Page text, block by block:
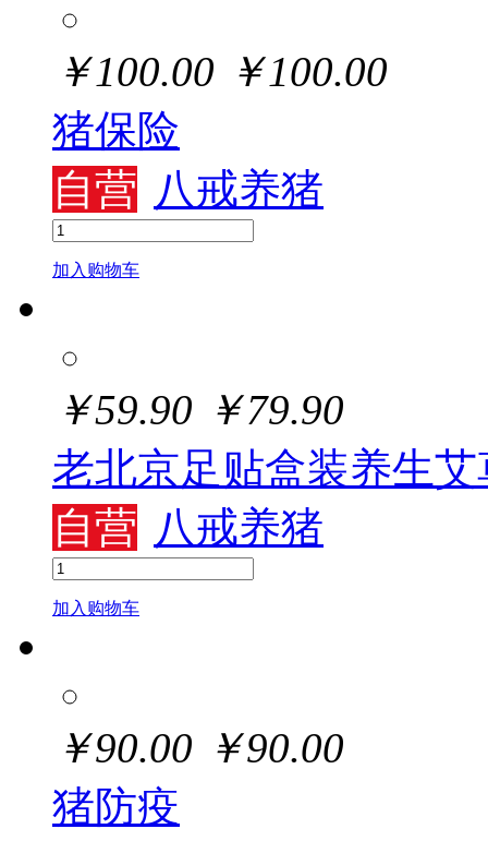
￥100.00 ￥100.00
猪保险
自营 八戒养猪
加入购物车
￥59.90 ￥79.90
老北京足贴盒装养生艾
自营 八戒养猪
加入购物车
￥90.00 ￥90.00
猪防疫